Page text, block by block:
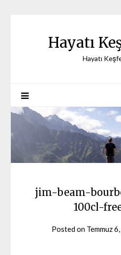
Hayatı
Hayatı
jim-beam-
100cl-
Posted on Temmuz